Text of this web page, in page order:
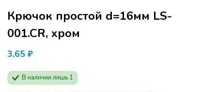
Крючок простой d=16мм LS-
001.CR, хром
3,65 ₽
В наличии лишь 1